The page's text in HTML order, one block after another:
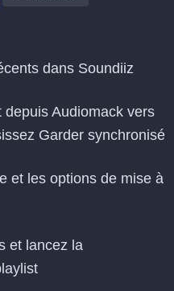
dans Soundiiz
Audiomack vers
Garder synchronisé
et les options de mise à
et lancez la